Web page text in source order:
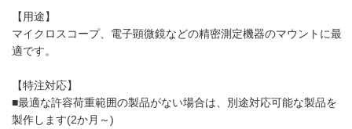
【用途】
マイクロスコープ、電子顕微鏡などの精密測定機器のマウントに最
適です。
【特注対応】
■最適な許容荷重範囲の製品がない場合は、別途対応可能な製品を
製作します(2か月～)